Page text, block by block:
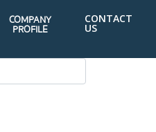
COMPANY
PROFILE
CONTACT
US